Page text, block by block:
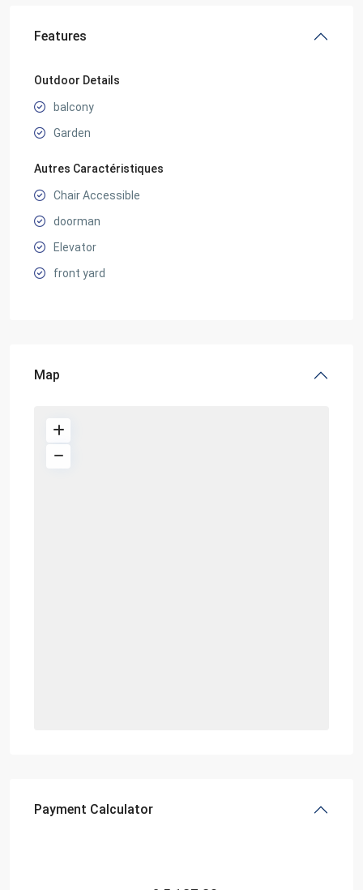
Features
Outdoor Details
balcony
Garden
Autres Caractéristiques
Chair Accessible
doorman
Elevator
front yard
Map
Payment Calculator